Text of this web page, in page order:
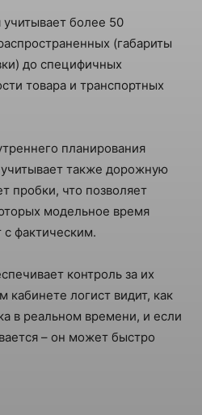
более 50
(габариты
до специфичных
товара и транспортных
планирования
также дорожную
пробки, что позволяет
модельное время
фактическим.
контроль за их
логист видит, как
в реальном времени, и если
– он может быстро